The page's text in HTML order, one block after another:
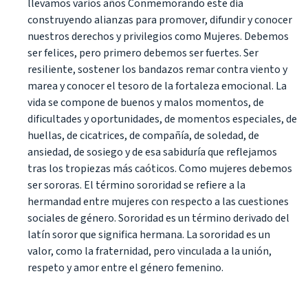
llevamos varios años Conmemorando este día
construyendo alianzas para promover, difundir y conocer
nuestros derechos y privilegios como Mujeres. Debemos
ser felices, pero primero debemos ser fuertes. Ser
resiliente, sostener los bandazos remar contra viento y
marea y conocer el tesoro de la fortaleza emocional. La
vida se compone de buenos y malos momentos, de
dificultades y oportunidades, de momentos especiales, de
huellas, de cicatrices, de compañía, de soledad, de
ansiedad, de sosiego y de esa sabiduría que reflejamos
tras los tropiezas más caóticos. Como mujeres debemos
ser sororas. El término sororidad se refiere a la
hermandad entre mujeres con respecto a las cuestiones
sociales de género. Sororidad es un término derivado del
latín soror que significa hermana. La sororidad es un
valor, como la fraternidad, pero vinculada a la unión,
respeto y amor entre el género femenino.